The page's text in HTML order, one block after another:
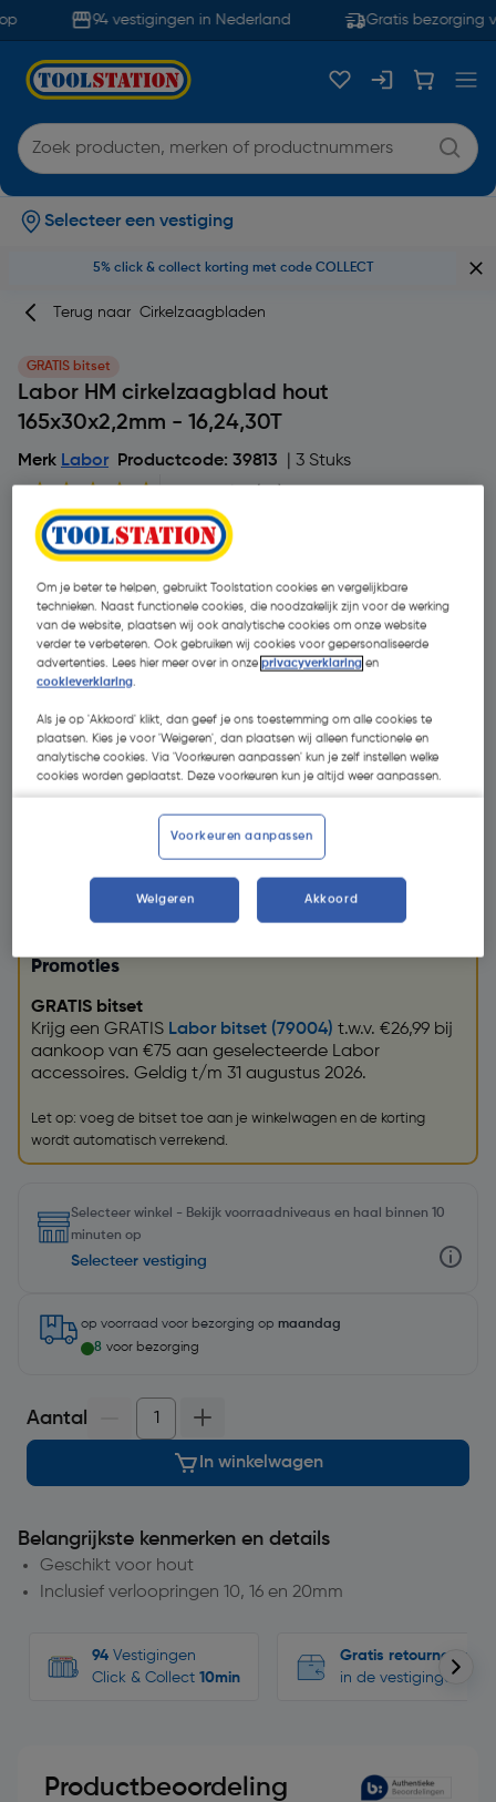
94 vestigingen in Nederland Gratis bezorging
Selecteer een vestiging
5% click & collect korting met code COLLECT
Terug naar Cirkelzaagbladen
GRATIS bitset
Labor HM cirkelzaagblad hout
165x30x2,2mm - 16,24,30T
Merk Labor Productcode: 39813 | 3 Stuks
€ 24,02 | Excl. btw € 19,85
Promoties
GRATIS bitset
Krijg een GRATIS Labor bitset (79004) t.w.v. €26,99 bij
aankoop van €75 aan geselecteerde Labor
accessoires. Geldig t/m 31 augustus 2026.
Let op: voeg de bitset toe aan je winkelwagen en de korting
wordt automatisch verrekend.
Selecteer winkel - Bekijk voorraadniveaus en haal binnen 10
minuten op
Selecteer vestiging
op voorraad voor bezorging op maandag
8 voor bezorging
Aantal
In winkelwagen
Belangrijkste kenmerken en details
Geschikt voor hout
Inclusief verloopringen 10, 16 en 20mm
94 Vestigingen
Click & Collect 10min
Gratis retourneren
in de vestigingen
Productbeoordeling
Om je beter te helpen, gebruikt Toolstation cookies en vergelijkbare
technieken. Naast functionele cookies, die noodzakelijk zijn voor de werking
van de website, plaatsen wij ook analytische cookies om onze website
verder te verbeteren. Ook gebruiken wij cookies voor gepersonaliseerde
advertenties. Lees hier meer over in onzeprivacyverklaring en
cookieverklaring.
Als je op 'Akkoord' klikt, dan geef je ons toestemming om alle cookies te
plaatsen. Kies je voor 'Weigeren', dan plaatsen wij alleen functionele en
analytische cookies. Via 'Voorkeuren aanpassen' kun je zelf instellen welke
cookies worden geplaatst. Deze voorkeuren kun je altijd weer aanpassen.
Voorkeuren aanpassen
Weigeren Akkoord